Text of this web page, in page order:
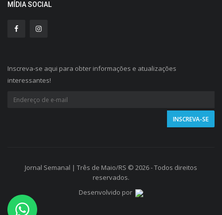
MÍDIA SOCIAL
Inscreva-se aqui para obter informações e atualizações
interessantes!
Jornal Semanal | Três de Maio/RS © 2026 - Todos direitos
reservados.
Desenvolvido por